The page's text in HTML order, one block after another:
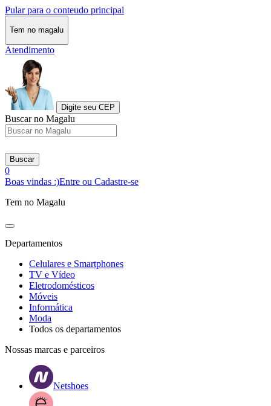
Pular para o conteudo principal
Tem no magalu
Atendimento
Digite seu CEP
Buscar no Magalu
Buscar
0
Boas vindas :)Entre ou Cadastre-se
Tem no Magalu
Departamentos
Celulares e Smartphones
TV e Vídeo
Eletrodomésticos
Móveis
Informática
Moda
Todos os departamentos
Nossas marcas e parceiros
Netshoes